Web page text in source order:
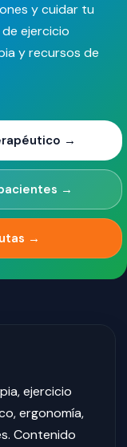
y cuidar tu
ejercicio
y recursos de
→
→
→
ejercicio
ergonomía,
Contenido